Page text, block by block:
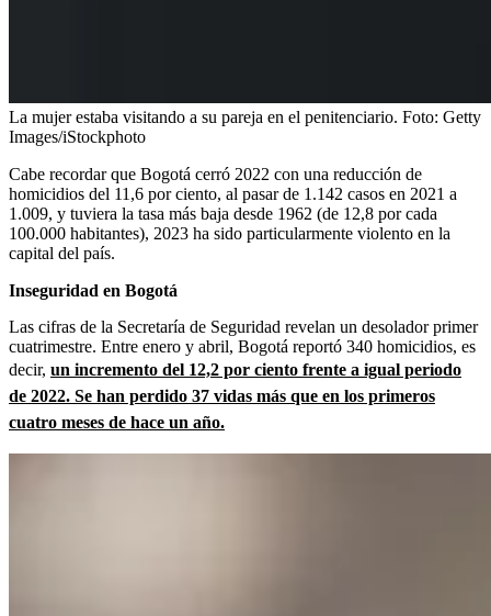
La mujer estaba visitando a su pareja en el penitenciario. Foto: Getty
Images/iStockphoto
Cabe recordar que Bogotá cerró 2022 con una reducción de
homicidios del 11,6 por ciento, al pasar de 1.142 casos en 2021 a
1.009, y tuviera la tasa más baja desde 1962 (de 12,8 por cada
100.000 habitantes), 2023 ha sido particularmente violento en la
capital del país.
Inseguridad en Bogotá
Las cifras de la Secretaría de Seguridad revelan un desolador primer
cuatrimestre. Entre enero y abril, Bogotá reportó 340 homicidios, es
decir, un incremento del 12,2 por ciento frente a igual periodo
de 2022. Se han perdido 37 vidas más que en los primeros
cuatro meses de hace un año.